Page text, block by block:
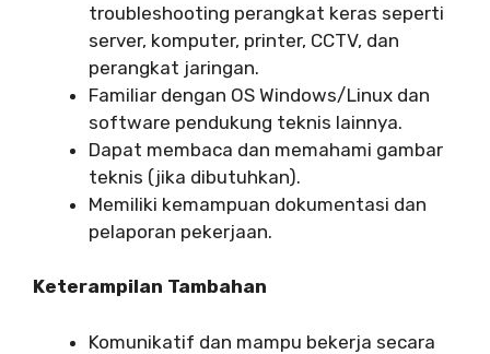
troubleshooting perangkat keras seperti
server, komputer, printer, CCTV, dan
perangkat jaringan.
Familiar dengan OS Windows/Linux dan
software pendukung teknis lainnya.
Dapat membaca dan memahami gambar
teknis (jika dibutuhkan).
Memiliki kemampuan dokumentasi dan
pelaporan pekerjaan.
Keterampilan Tambahan
Komunikatif dan mampu bekerja secara